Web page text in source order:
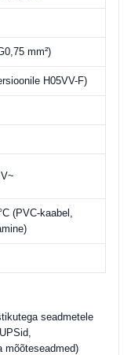
mm²)
H05VV-F)
(PVC-kaabel,
seadmetele
mõõteseadmed)